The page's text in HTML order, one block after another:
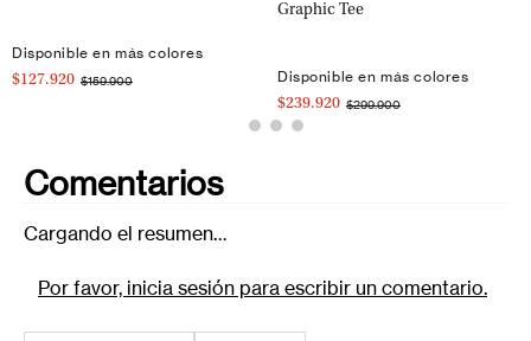
Disponible en más colores
$127.920 $159.900
Graphic Tee
Disponible en más colores
$239.920 $299.900
Comentarios
Cargando el resumen…
Por favor, inicia sesión para escribir un comentario.